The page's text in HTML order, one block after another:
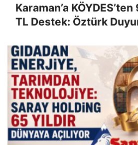
Karaman’a
TL Destek: Öztürk